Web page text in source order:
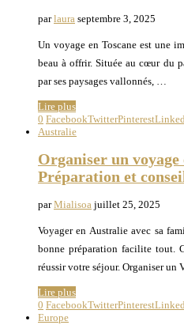
parlaura septembre 3, 2025
Un voyage en Toscane est une
beau à offrir. Située au cœur du
par ses paysages vallonnés, …
Lire plus
0 FacebookTwitterPinterest
Australie
Organiser un
Préparation et
parMialisoa juillet 25, 2025
Voyager en Australie avec sa
bonne préparation facilite tout.
réussir votre séjour. Organiser
Lire plus
0 FacebookTwitterPinterest
Europe